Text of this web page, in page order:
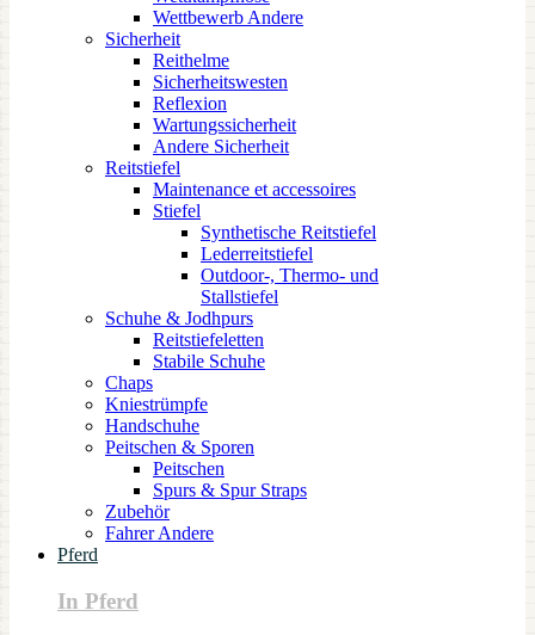
Wettbewerb Andere
Sicherheit
Reithelme
Sicherheitswesten
Reflexion
Wartungssicherheit
Andere Sicherheit
Reitstiefel
Maintenance et accessoires
Stiefel
Synthetische Reitstiefel
Lederreitstiefel
Outdoor-, Thermo- und
Stallstiefel
Schuhe & Jodhpurs
Reitstiefeletten
Stabile Schuhe
Chaps
Kniestrümpfe
Handschuhe
Peitschen & Sporen
Peitschen
Spurs & Spur Straps
Zubehör
Fahrer Andere
Pferd
In Pferd